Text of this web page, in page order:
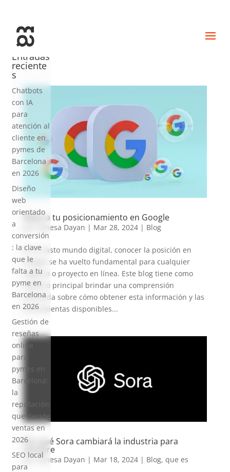
Mejora tu posicionamiento en Google
Vanesa Dayan | Mar 28, 2024| Blog
En el vasto mundo digital, conocer la posición en
Google se ha vuelto fundamental para cualquier
negocio o proyecto en línea. Este blog tiene como
objetivo principal brindar una comprensión
profunda sobre cómo obtener esta información y las
herramientas disponibles...
Por qué Sora cambiará la industria para
siempre
porVanesa Dayan | Mar 18, 2024| Blog, que es
Entradas
reciente
s
Chatbots
con IA
para
atención al
cliente en
pymes de
Barcelona
en 2026
Diseño
web
orientado
a
conversión
: la clave
que le
falta a tu
pyme en
Barcelona
en 2026
Gestión de
reseñas
online
para
pymes en
Barcelona:
la
reputación
que decide
ventas en
2026
SEO local
para